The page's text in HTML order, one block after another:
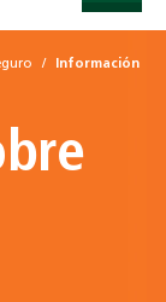
Información